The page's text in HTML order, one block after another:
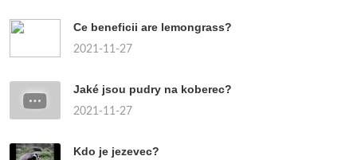
Ce beneficii are lemongrass?
2021-11-27
Jaké jsou pudry na koberec?
2021-11-27
Kdo je jezevec?